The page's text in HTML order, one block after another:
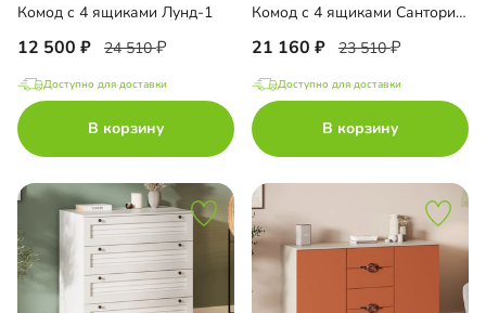
Комод с 4 ящиками Лунд-1
12 500 24 510
Доступно для доставки
В корзину
Комод с 4 ящиками Санторини-2 Лайф
21 160 23 510
Доступно для доставки
В корзину